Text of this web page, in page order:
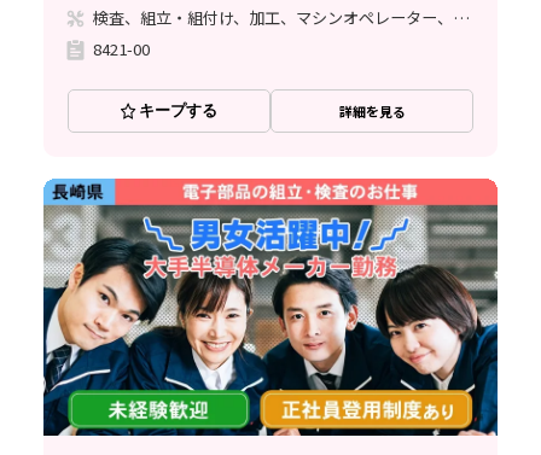
検査、組立・組付け、加工、マシンオペレーター、ライン作業、鋳造・鍛造
8421-00
キープする 詳細を見る